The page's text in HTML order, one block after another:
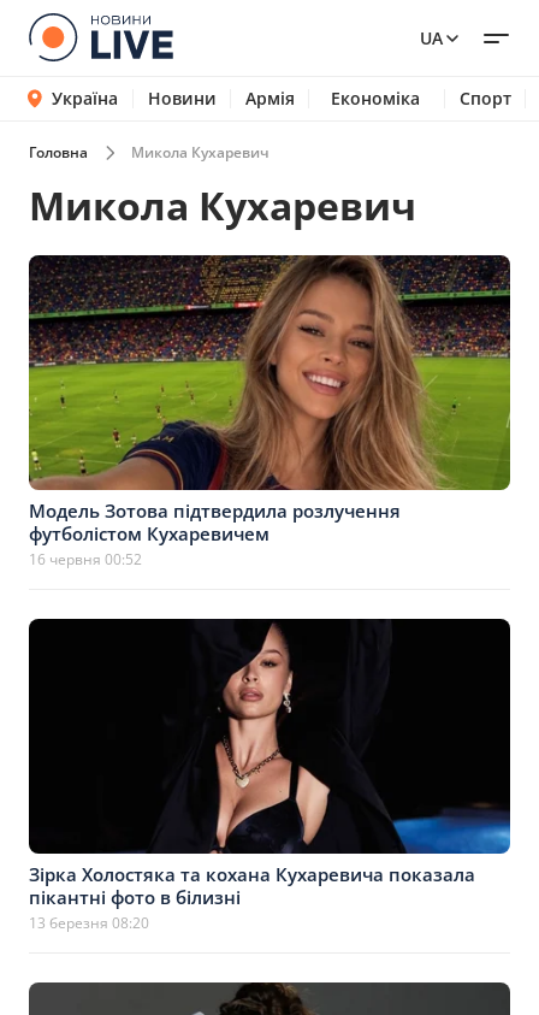
UA
Україна Новини Армія Економіка Спорт
Головна Микола Кухаревич
Микола Кухаревич
Модель Зотова підтвердила розлучення
футболістом Кухаревичем
16 червня 00:52
Зірка Холостяка та кохана Кухаревича показала
пікантні фото в білизні
13 березня 08:20